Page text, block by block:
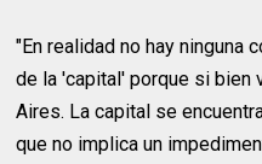
"En realidad no hay ninguna
de la 'capital' porque si bien
Aires. La capital se
que no implica un